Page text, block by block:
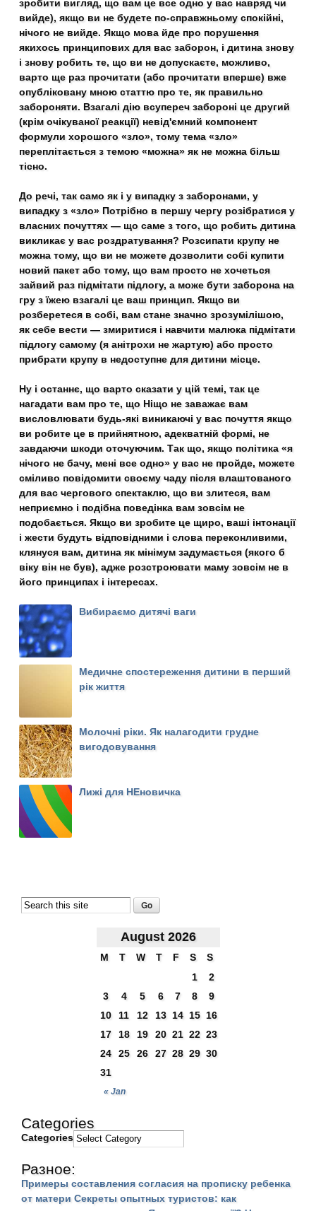
зробити вигляд, що вам це все одно у вас навряд чи
вийде), якщо ви не будете по-справжньому спокійні,
нічого не вийде. Якщо мова йде про порушення
якихось принципових для вас заборон, і дитина знову
і знову робить те, що ви не допускаєте, можливо,
варто ще раз прочитати (або прочитати вперше) вже
опубліковану мною статтю про те, як правильно
забороняти. Взагалі дію всупереч забороні це другий
(крім очікуваної реакції) невід'ємний компонент
формули хорошого «зло», тому тема «зло»
переплітається з темою «можна» як не можна більш
тісно.
До речі, так само як і у випадку з заборонами, у
випадку з «зло» Потрібно в першу чергу розібратися у
власних почуттях — що саме з того, що робить дитина
викликає у вас роздратування? Розсипати крупу не
можна тому, що ви не можете дозволити собі купити
новий пакет або тому, що вам просто не хочеться
зайвий раз підмітати підлогу, а може бути заборона на
гру з їжею взагалі це ваш принцип. Якщо ви
розберетеся в собі, вам стане значно зрозумілішою,
як себе вести — змиритися і навчити малюка підмітати
підлогу самому (я анітрохи не жартую) або просто
прибрати крупу в недоступне для дитини місце.
Ну і останнє, що варто сказати у цій темі, так це
нагадати вам про те, що Ніщо не заважає вам
висловлювати будь-які виникаючі у вас почуття якщо
ви робите це в прийнятною, адекватній формі, не
завдаючи шкоди оточуючим. Так що, якщо політика «я
нічого не бачу, мені все одно» у вас не пройде, можете
сміливо повідомити своєму чаду після влаштованого
для вас чергового спектаклю, що ви злитеся, вам
неприємно і подібна поведінка вам зовсім не
подобається. Якщо ви зробите це щиро, ваші інтонації
і жести будуть відповідними і слова переконливими,
клянуся вам, дитина як мінімум задумається (якого б
віку він не був), адже розстроювати маму зовсім не в
його принципах і інтересах.
Вибираємо дитячі ваги
Медичне спостереження дитини в перший
рік життя
Молочні ріки. Як налагодити грудне
вигодовування
Лижі для НЕновичка
August 2026
M T W T F S S
« Jan
1
2
3
4 5 6 7 8
9
10
11 12 13 14 15 16
17
18 19 20 21 22 23
24
25 26 27 28 29 30
31
Categories
Categories
Разное:
Примеры составления согласия на прописку ребенка
от матери Секреты опытных туристов: как